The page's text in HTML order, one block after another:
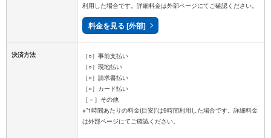
利用した場合です。詳細料金は外部ページにてご確認ください。
料金を見る [外部]
決済方法
［○］事前支払い
［○］現地払い
［○］請求書払い
［○］カード払い
［－］その他
※”1時間あたりの料金(目安)”は9時間利用した場合です。詳細料金
は外部ページにてご確認ください。